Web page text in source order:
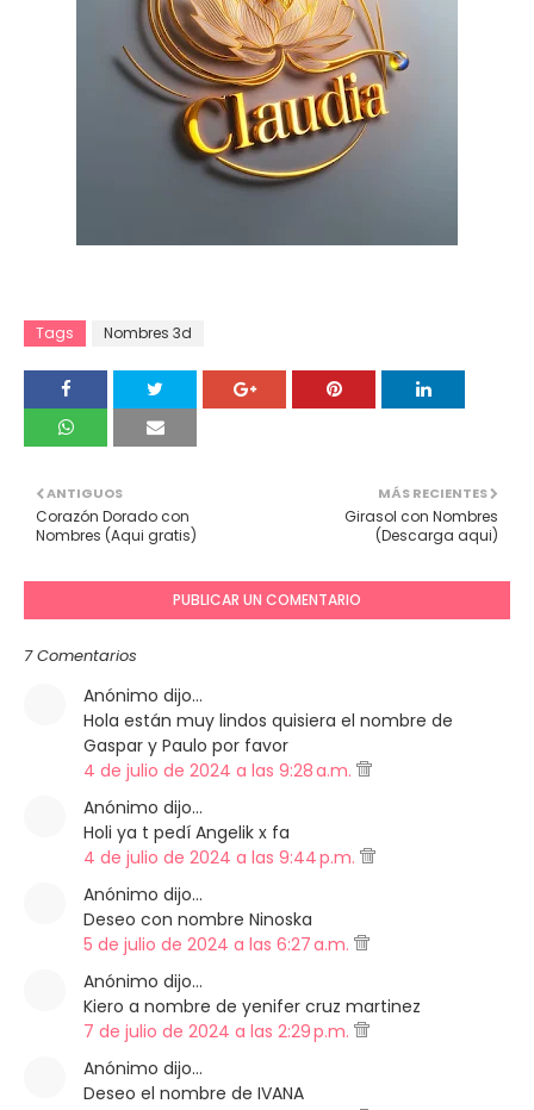
Tags Nombres 3d
MÁS RECIENTES
Girasol con Nombres
(Descarga aqui)
ANTIGUOS
Corazón Dorado con
Nombres (Aqui gratis)
PUBLICAR UN COMENTARIO
7 Comentarios
Anónimo dijo…
Hola están muy lindos quisiera el nombre de
Gaspar y Paulo por favor
4 de julio de 2024 a las 9:28 a.m.
Anónimo dijo…
Holi ya t pedí Angelik x fa
4 de julio de 2024 a las 9:44 p.m.
Anónimo dijo…
Deseo con nombre Ninoska
5 de julio de 2024 a las 6:27 a.m.
Anónimo dijo…
Kiero a nombre de yenifer cruz martinez
7 de julio de 2024 a las 2:29 p.m.
Anónimo dijo…
Deseo el nombre de IVANA